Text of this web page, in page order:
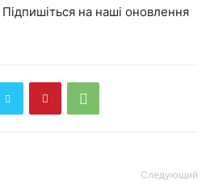
на наші оновлення
Следующий